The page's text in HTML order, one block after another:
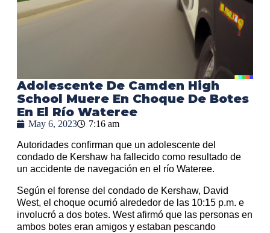
Adolescente De Camden High
School Muere En Choque De Botes
En El Río Wateree
May 6, 2023 7:16 am
Autoridades confirman que un adolescente del
condado de Kershaw ha fallecido como resultado de
un accidente de navegación en el río Wateree.
Según el forense del condado de Kershaw, David
West, el choque ocurrió alrededor de las 10:15 p.m. e
involucró a dos botes. West afirmó que las personas en
ambos botes eran amigos y estaban pescando